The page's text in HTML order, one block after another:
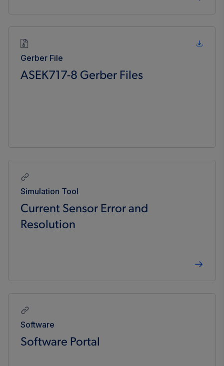
Gerber File
ASEK717-8 Gerber Files
Simulation Tool
Current Sensor Error and
Resolution
Software
Software Portal